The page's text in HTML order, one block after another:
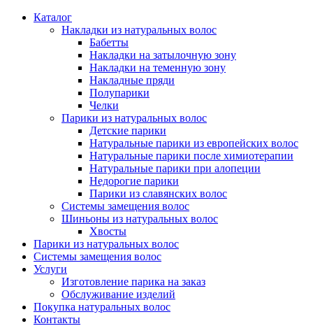
Каталог
Накладки из натуральных волос
Бабетты
Накладки на затылочную зону
Накладки на теменную зону
Накладные пряди
Полупарики
Челки
Парики из натуральных волос
Детские парики
Натуральные парики из европейских волос
Натуральные парики после химиотерапии
Натуральные парики при алопеции
Недорогие парики
Парики из славянских волос
Системы замещения волос
Шиньоны из натуральных волос
Хвосты
Парики из натуральных волос
Системы замещения волос
Услуги
Изготовление парика на заказ
Обслуживание изделий
Покупка натуральных волос
Контакты